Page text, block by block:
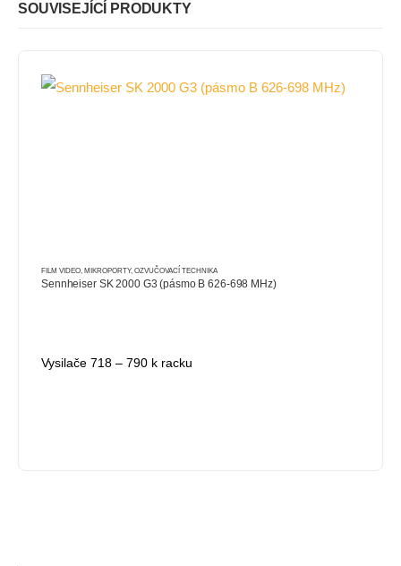
SOUVISEJÍCÍ PRODUKTY
FILM VIDEO MIKROPORTY, OZVUČOVACÍ TECHNIKA
Sennheiser SK 2000 G3 (pásmo B 626-698 MHz)
Vysilače 718 – 790 k racku